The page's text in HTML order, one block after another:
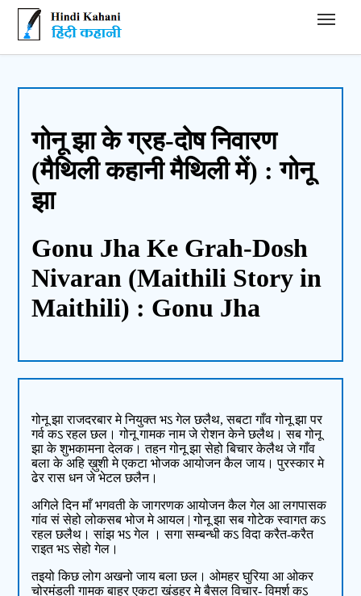
Hindi Kahani - हिंदी कहानी
गोनू झा के ग्रह-दोष निवारण
(मैथिली कहानी मैथिली में) : गोनू
झा
Gonu Jha Ke Grah-Dosh
Nivaran (Maithili Story in
Maithili) : Gonu Jha
गोनू झा राजदरबार मे नियुक्त भऽ गेल छलैथ, सबटा गाँव गोनू झा पर
गर्व कऽ रहल छल। गोनू गामक नाम जे रोशन केने छलैथ। सब गोनू
झा के शुभकामना देलक। तहन गोनू झा सेहो बिचार केलैथ जे गाँव
बला के अहि ख़ुशी मे एकटा भोजक आयोजन कैल जाय। पुरस्कार मे
ढेर रास धन जे भेटल छलैन।
अगिले दिन माँ भगवती के जागरणक आयोजन कैल गेल आ लगपासक
गांव सं सेहो लोकसब भोज मे आयल | गोनू झा सब गोटेक स्वागत कऽ
रहल छलैथ। सांझ भऽ गेल । सगा सम्बन्धी कऽ विदा करैत-करैत
राइत भऽ सेहो गेल।
तइयो किछ लोग अखनो जाय बला छल। ओमहर घुरिया आ ओकर
चोरमंडली गामक बाहर एकटा खंडहर मे बैसल विचार- विमर्श कऽ